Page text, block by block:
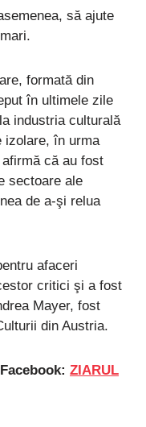
să ajute
formată din
în ultimele zile
industria culturală
izolare, în urma
că au fost
sectoare ale
de a-şi relua
afaceri
critici şi a fost
Mayer, fost
din Austria.
ZIARUL